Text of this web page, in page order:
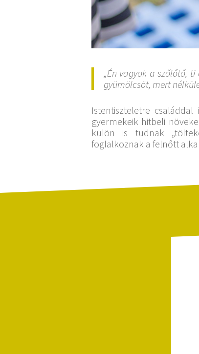
„Én vagyok a szőlőtő,
gyümölcsöt, mert
Istentiszteletre
gyermekeik hitbeli
külön is tudnak
foglalkoznak a felnőtt